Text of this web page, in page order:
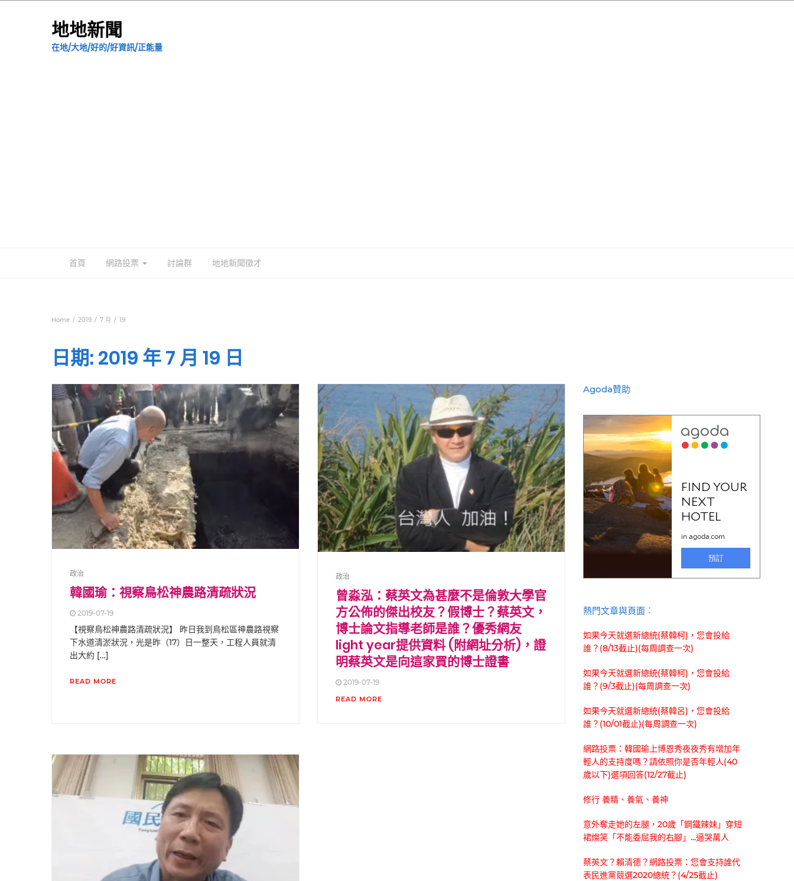
地地新聞
在地/大地/好的/好資訊/正能量
首頁 網路投票 討論群 地地新聞徵才
Home 2019 7 月 19
日期: 2019 年 7 月 19 日
政治
韓國瑜：視察鳥松神農路清疏狀況
2019-07-19
【視察鳥松神農路清疏狀況】 昨日我到鳥松區神農路視察
下水道清淤狀況，光是昨（17）日一整天，工程人員就清
出大約 […]
READ MORE
政治
曾淼泓：蔡英文為甚麼不是倫敦大學官
方公佈的傑出校友？假博士？蔡英文，
博士論文指導老師是誰？優秀網友
light year提供資料 (附網址分析)，證
明蔡英文是向這家買的博士證書
2019-07-19
READ MORE
Agoda贊助
熱門文章與頁面︰
如果今天就選新總統(蔡韓柯)，您會投給
誰？(8/13截止)(每周調查一次)
如果今天就選新總統(蔡韓柯)，您會投給
誰？(9/3截止)(每周調查一次)
如果今天就選新總統(蔡韓呂)，您會投給
誰？(10/01截止)(每周調查一次)
網路投票：韓國瑜上博恩秀夜夜秀有增加年
輕人的支持度嗎？請依照你是否年輕人(40
歲以下)選項回答(12/27截止)
修行 養精、養氣、養神
意外奪走她的左腿，20歲「鋼鐵辣妹」穿短
裙燦笑「不能委屈我的右腳」...逼哭萬人
蔡英文？賴清德？網路投票：您會支持誰代
表民進黨競選2020總統？(4/25截止)